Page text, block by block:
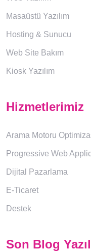
Masaüstü Yazılım
Hosting & Sunucu
Web Site Bakım
Kiosk Yazılım
Hizmetlerimiz
Arama Motoru
Progressive Web
Dijital Pazarlama
E-Ticaret
Destek
Son Blog